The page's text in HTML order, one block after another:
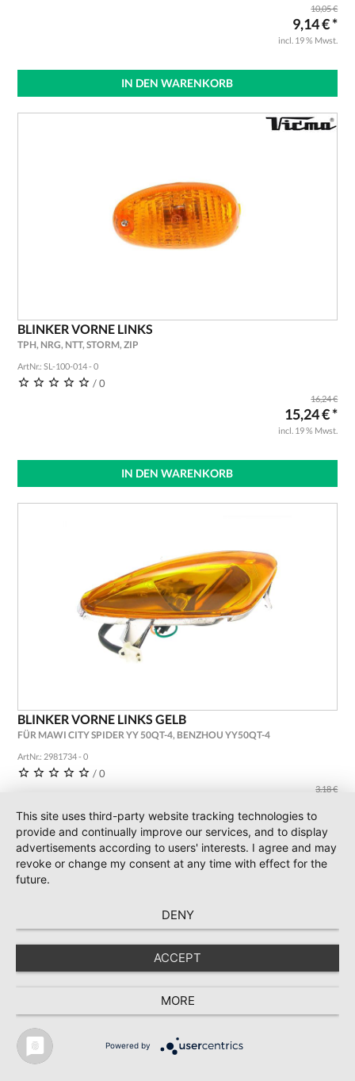
10,05 €
9,14 € *
incl. 19 % Mwst.
IN DEN WARENKORB
BLINKER VORNE LINKS
TPH, NRG, NTT, STORM, ZIP
ArtNr.: SL-100-014 - 0
/ 0
16,24 €
15,24 € *
incl. 19 % Mwst.
IN DEN WARENKORB
BLINKER VORNE LINKS GELB
FÜR MAWI CITY SPIDER YY 50QT-4, BENZHOU YY50QT-4
ArtNr.: 2981734 - 0
/ 0
3,18 €
incl. 19 % Mwst.
IN DEN WARENKORB
This site uses third-party website tracking technologies to
provide and continually improve our services, and to display
advertisements according to users' interests. I agree and may
revoke or change my consent at any time with effect for the
future.
DENY
ACCEPT
MORE
Powered by